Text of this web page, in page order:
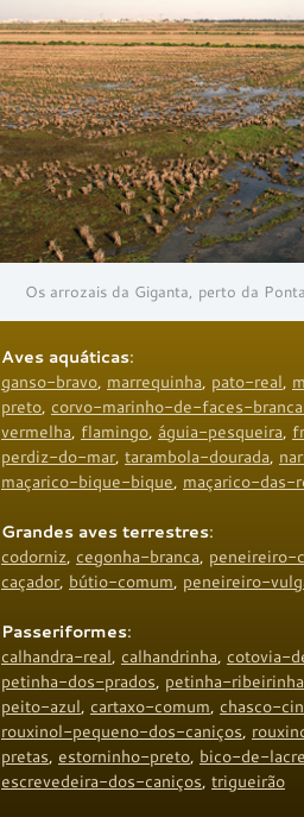
Os arrozais da Giganta, perto da
Aves aquáticas:
ganso-bravo, marrequinha, pato-real,
preto, corvo-marinho-de-faces-
vermelha, flamingo, águia-pesqueira,
perdiz-do-mar, tarambola-dourada,
maçarico-bique-bique, maçarico-das-
Grandes aves terrestres:
codorniz, cegonha-branca, peneireiro-
caçador, bútio-comum, peneireiro-
Passeriformes:
calhandra-real, calhandrinha, cotovia-
petinha-dos-prados, petinha-ribeirinha
peito-azul, cartaxo-comum, chasco-
rouxinol-pequeno-dos-caniços,
pretas, estorninho-preto, bico-de-lacre
escrevedeira-dos-caniços, trigueirão